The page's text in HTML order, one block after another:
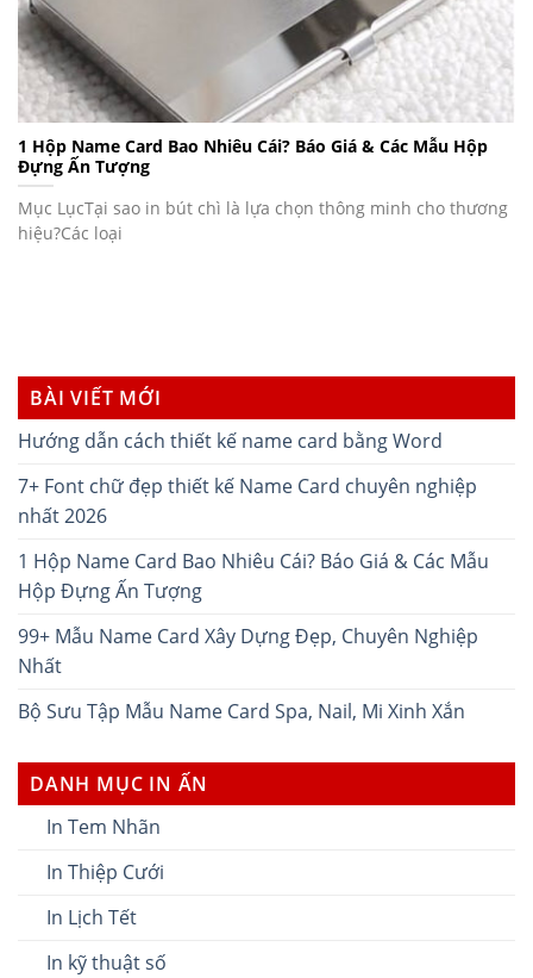
1 Hộp Name Card Bao Nhiêu Cái? Báo Giá & Các Mẫu Hộp
Đựng Ấn Tượng
Mục LụcTại sao in bút chì là lựa chọn thông minh cho thương
hiệu?Các loại
BÀI VIẾT MỚI
Hướng dẫn cách thiết kế name card bằng Word
7+ Font chữ đẹp thiết kế Name Card chuyên nghiệp
nhất 2026
1 Hộp Name Card Bao Nhiêu Cái? Báo Giá & Các Mẫu
Hộp Đựng Ấn Tượng
99+ Mẫu Name Card Xây Dựng Đẹp, Chuyên Nghiệp
Nhất
Bộ Sưu Tập Mẫu Name Card Spa, Nail, Mi Xinh Xắn
DANH MỤC IN ẤN
In Tem Nhãn
In Thiệp Cưới
In Lịch Tết
In kỹ thuật số